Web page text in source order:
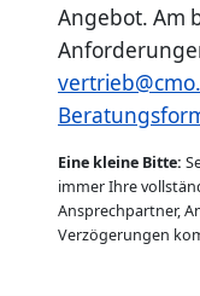
Angebot. Am
Eine kleine Bitte:
immer Ihre
Ansprechpartner,
Verzögerungen